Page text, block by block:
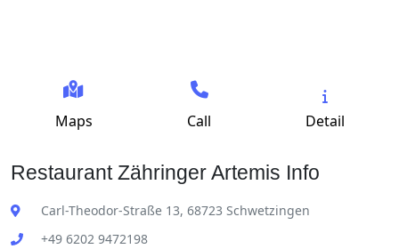
Maps Call Detail
Restaurant Zähringer Artemis Info
Carl-Theodor-Straße 13, 68723 Schwetzingen
+49 6202 9472198